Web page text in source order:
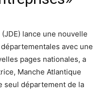
lance une nouvelle
avec une
pages nationales, a
Manche Atlantique
seul département de la